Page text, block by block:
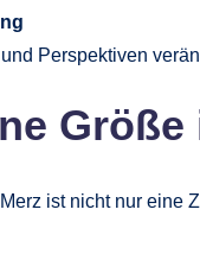
Perspektiven
ist nicht nur eine